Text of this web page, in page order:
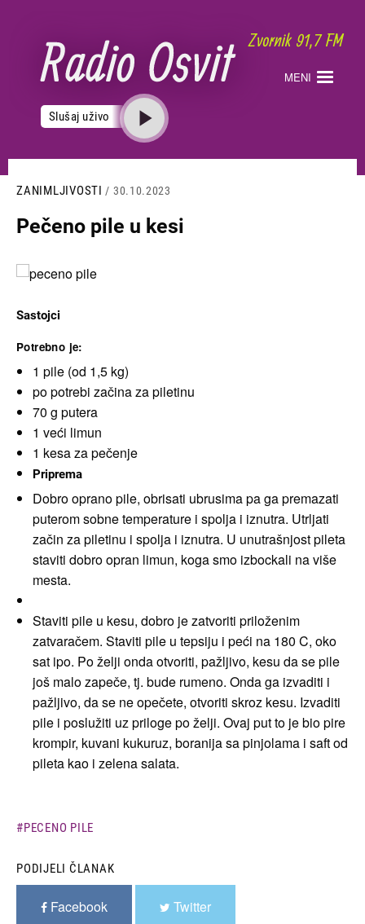
sadržaj
MENI
Slušaj uživo
ZANIMLJIVOSTI / 30.10.2023
Pečeno pile u kesi
Slika
Sastojci
Potrebno je:
1 pile (od 1,5 kg)
po potrebi začina za piletinu
70 g putera
1 veći limun
1 kesa za pečenje
Priprema
Dobro oprano pile, obrisati ubrusima pa ga premazati
puterom sobne temperature i spolja i iznutra. Utrljati
začin za piletinu i spolja i iznutra. U unutrašnjost pileta
staviti dobro opran limun, koga smo izbockali na više
mesta.
Staviti pile u kesu, dobro je zatvoriti priloženim
zatvaračem. Staviti pile u tepsiju i peći na 180 C, oko
sat ipo. Po želji onda otvoriti, pažljivo, kesu da se pile
još malo zapeče, tj. bude rumeno. Onda ga izvaditi i
pažljivo, da se ne opečete, otvoriti skroz kesu. Izvaditi
pile i poslužiti uz priloge po želji. Ovaj put to je bio pire
krompir, kuvani kukuruz, boranija sa pinjolama i saft od
pileta kao i zelena salata.
PECENO PILE
PODIJELI ČLANAK
Facebook Twitter